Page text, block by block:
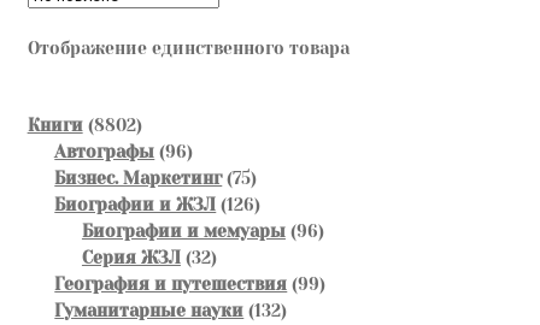
Отображение единственного товара
Книги 88028802
товара
Автографы 9696
товаров
Бизнес. Маркетинг 7575
товаров
Биографии и ЖЗЛ 126126
товаров
Биографии и мемуары 9696
Серия ЖЗЛ 3232
товара
География и путешествия 9999
Гуманитарные науки 132132